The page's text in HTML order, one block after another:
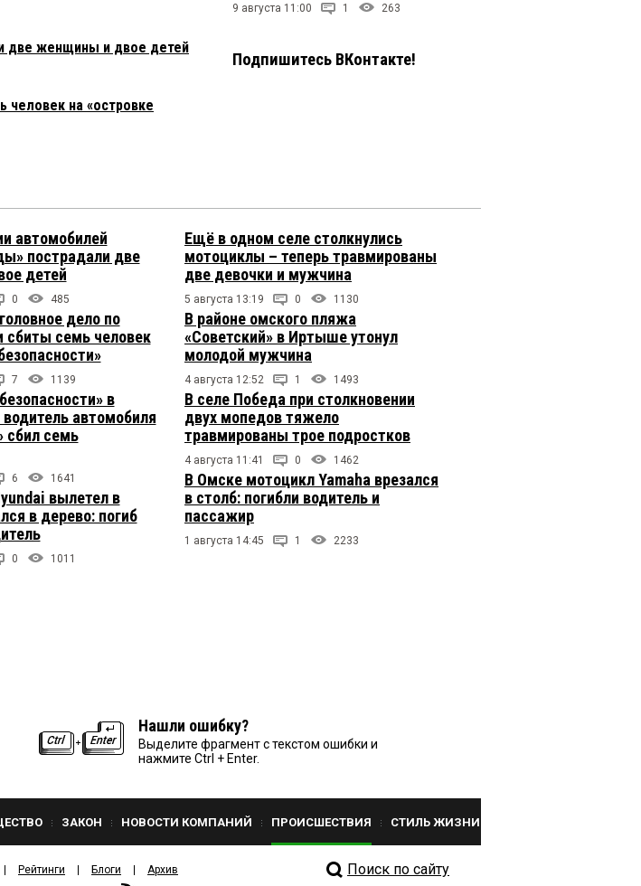
две женщины и двое детей
на «островке
9 августа 11:00 1 263
Подпишитесь ВКонтакте!
автомобилей
пострадали две
детей
0 485
дело по
семь человек
7 1139
в
автомобиля
сбил семь
6 1641
вылетел в
в дерево: погиб
0 1011
Ещё в одном селе столкнулись
мотоциклы – теперь травмированы
две девочки и мужчина
5 августа 13:19 0 1130
В районе омского пляжа
«Советский» в Иртыше утонул
молодой мужчина
4 августа 12:52 1 1493
В селе Победа при столкновении
двух мопедов тяжело
травмированы трое подростков
4 августа 11:41 0 1462
В Омске мотоцикл Yamaha врезался
в столб: погибли водитель и
пассажир
1 августа 14:45 1 2233
Нашли ошибку?
Выделите фрагмент с текстом ошибки и
нажмите Ctrl + Enter.
ЗАКОН НОВОСТИ КОМПАНИЙ ПРОИСШЕСТВИЯ СТИЛЬ ЖИЗНИ
Рейтинги Блоги
Архив
Поиск по сайту